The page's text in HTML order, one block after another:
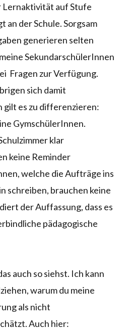
Lernaktivität auf Stufe
an der Schule. Sorgsam
generieren selten
SekundarschülerInnen
Fragen zur Verfügung.
sich damit
es zu differenzieren:
GymschülerInnen.
klar
keine Reminder
welche die Aufträge ins
schreiben, brauchen keine
der Auffassung, dass es
pädagogische
auch so siehst. Ich kann
warum du meine
als nicht
Auch hier: